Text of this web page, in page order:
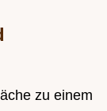
zu einem